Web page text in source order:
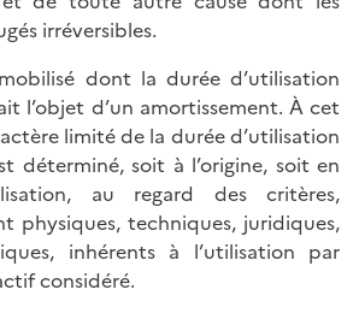
irréversibles.
dont la durée d’utilisation
l’objet d’un amortissement. À cet
limité de la durée d’utilisation
déterminé, soit à l’origine, soit en
au regard des critères,
physiques, techniques, juridiques,
inhérents à l’utilisation par
considéré.